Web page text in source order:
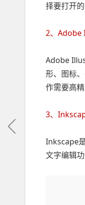
择要打开的
2、
Adobe
形、图标
作需要高
3、
Inkscape
文字编辑